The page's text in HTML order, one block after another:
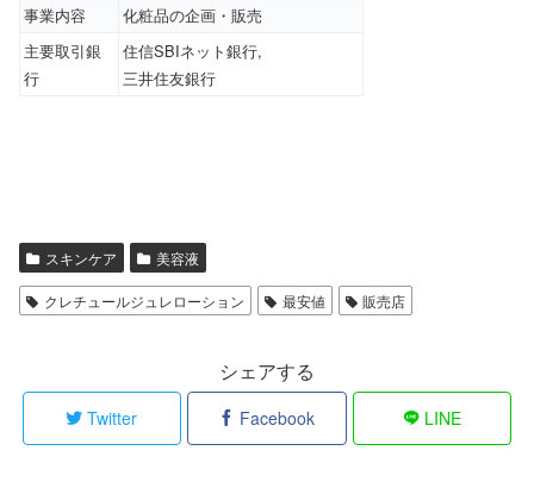
事業内容
化粧品の企画・販売
主要取引銀
行
住信SBIネット銀行,
三井住友銀行
スキンケア 美容液
クレチュールジュレローション 最安値 販売店
シェアする
Twitter Facebook LINE